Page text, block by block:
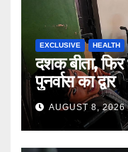
EXCLUSIVE HEALTH
दशक बीता, फिर
पुनर्वास का द्वार
AUGUST 8, 2026